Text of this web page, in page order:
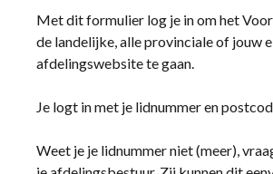
Met dit formulier log je in om het Voor
de landelijke, alle provinciale of jouw
afdelingswebsite te gaan.
Je logt in met je lidnummer en
Weet je je lidnummer niet (meer),